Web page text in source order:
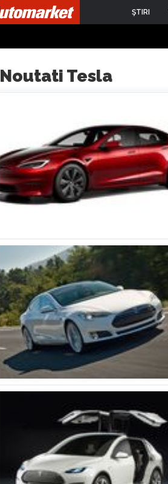
ŞTIRI
Noutati Tesla